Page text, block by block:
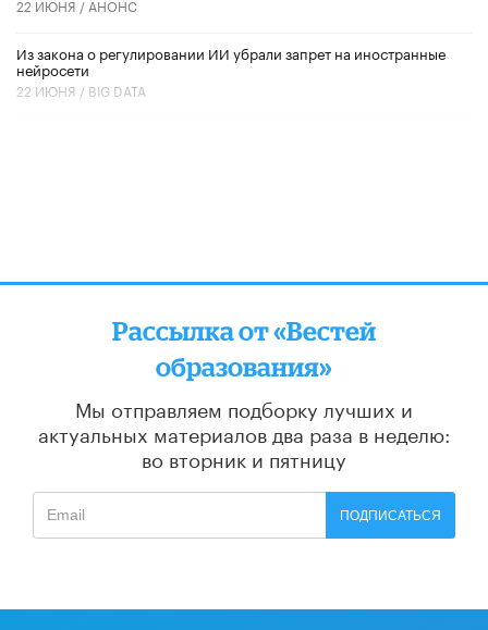
22 ИЮНЯ / АНОНС
Из закона о регулировании ИИ убрали запрет на иностранные
нейросети
22 ИЮНЯ / BIG DATA
Рассылка от «Вестей
образования»
Мы отправляем подборку лучших и
актуальных материалов два раза в неделю:
во вторник и пятницу
ПОДПИСАТЬСЯ